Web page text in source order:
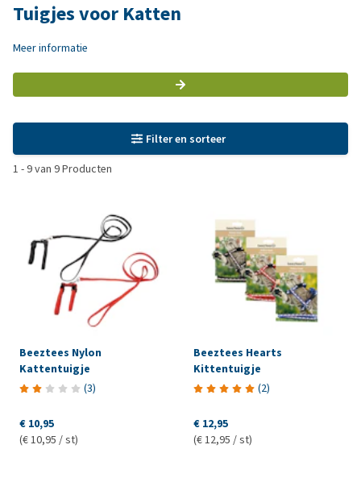
Tuigjes voor Katten
Meer informatie
Filter en sorteer
1 -9van 9Producten
Beeztees Nylon
Kattentuigje
(3)
€ 10,95
(€ 10,95 / st)
Beeztees Hearts
Kittentuigje
(2)
€ 12,95
(€ 12,95 / st)